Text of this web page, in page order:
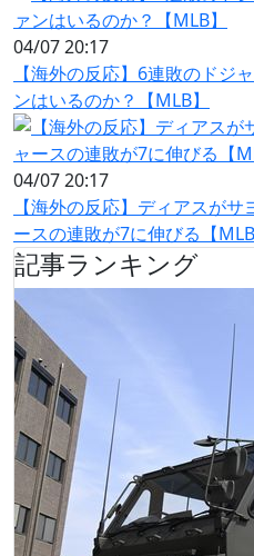
04/07 20:17
【海外の反応】6連敗のドジ
ンはいるのか？【MLB】
04/07 20:17
【海外の反応】ディアスが
ースの連敗が7に伸びる【
記事ランキング